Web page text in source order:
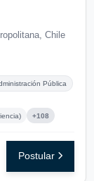
Chile
Pública
+108
Postular